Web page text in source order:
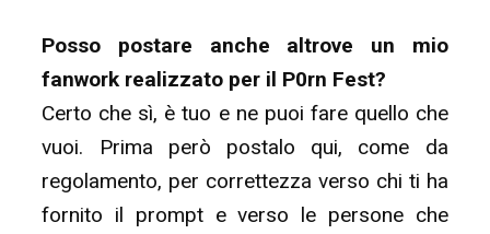
Posso postare anche altrove un mio
fanwork realizzato per il P0rn Fest?
Certo che sì, è tuo e ne puoi fare quello che
vuoi. Prima però postalo qui, come da
regolamento, per correttezza verso chi ti ha
fornito il prompt e verso le persone che